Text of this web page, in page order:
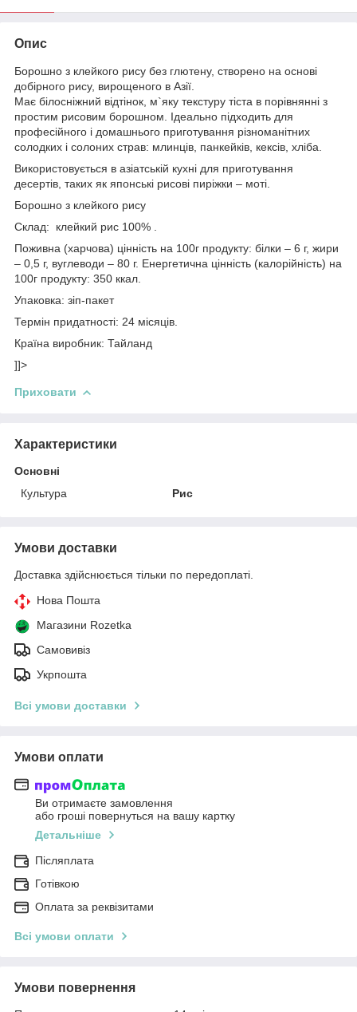
Опис
Борошно з клейкого рису без глютену, створено на основі
добірного рису, вирощеного в Азії.
Має білосніжний відтінок, м`яку текстуру тіста в порівнянні з
простим рисовим борошном. Ідеально підходить для
професійного і домашнього приготування різноманітних
солодких і солоних страв: млинців, панкейків, кексів, хліба.
Використовується в азіатській кухні для приготування
десертів, таких як японські рисові пиріжки – моті.
Борошно з клейкого рису
Склад: клейкий рис 100% .
Поживна (харчова) цінність на 100г продукту: білки – 6 г, жири
– 0,5 г, вуглеводи – 80 г. Енергетична цінність (калорійність) на
100г продукту: 350 ккал.
Упаковка: зіп-пакет
Термін придатності: 24 місяців.
Країна виробник: Тайланд
]]>
Приховати
Характеристики
Основні
Культура
Рис
Умови доставки
Доставка здійснюється тільки по передоплаті.
Нова Пошта
Магазини Rozetka
Самовивіз
Укрпошта
Всі умови доставки
Умови оплати
Ви отримаєте замовлення
або гроші повернуться на вашу картку
Детальніше
Післяплата
Готівкою
Оплата за реквізитами
Всі умови оплати
Умови повернення